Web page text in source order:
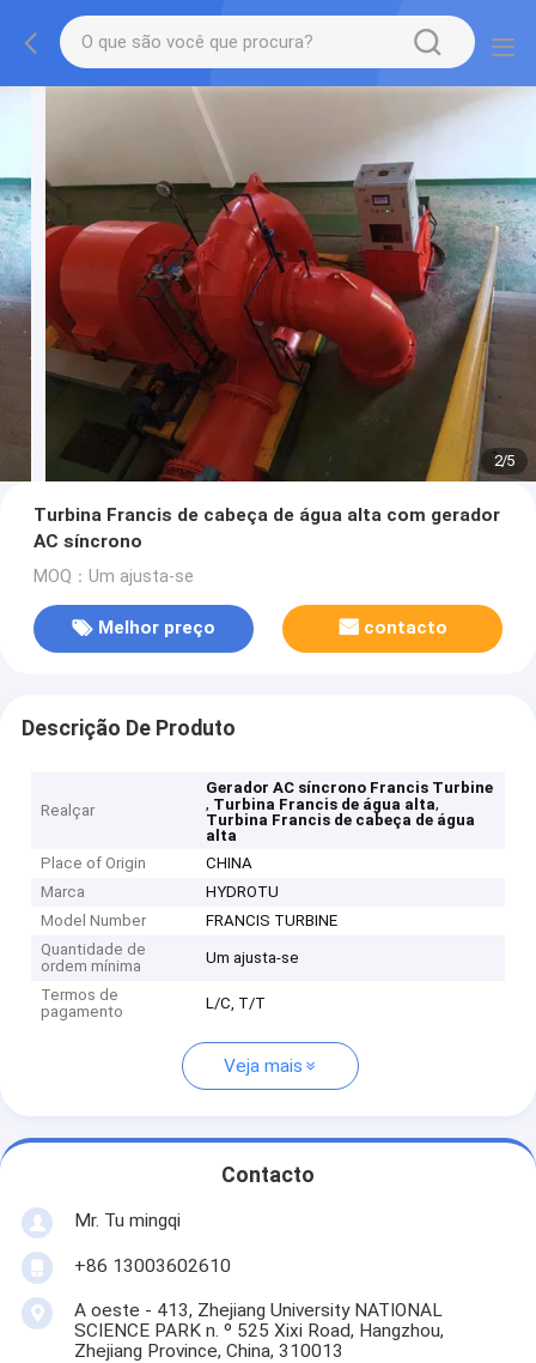
2/5
Turbina Francis de cabeça de água alta com gerador
AC síncrono
MOQ：Um ajusta-se
Melhor preço contacto
Descrição De Produto
Realçar
Gerador AC síncrono Francis Turbine
, Turbina Francis de água alta,
Turbina Francis de cabeça de água
alta
Place of Origin
CHINA
Marca
HYDROTU
Model Number
FRANCIS TURBINE
Quantidade de
ordem mínima
Um ajusta-se
Termos de
pagamento
L/C, T/T
Veja mais
Contacto
Mr. Tu mingqi
+86 13003602610
A oeste - 413, Zhejiang University NATIONAL
SCIENCE PARK n. º 525 Xixi Road, Hangzhou,
Zhejiang Province, China, 310013